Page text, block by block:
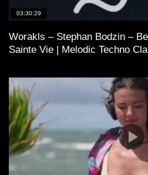
03:30:29
Worakls – Stephan Bodzin –
Sainte Vie | Melodic Techno